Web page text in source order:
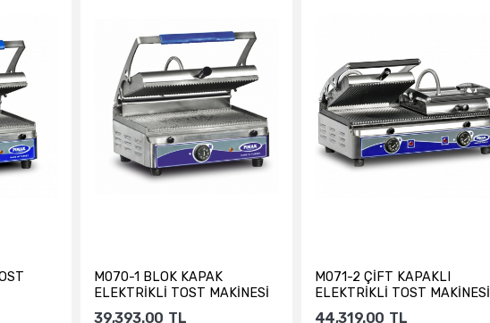
M070-1 BLOK KAPAK
ELEKTRİKLİ TOST MAKİNESİ
39,393.00 TL
M071-2 ÇİFT KAPAKLI
ELEKTRİKLİ TOST MAKİNESİ
44,319.00 TL